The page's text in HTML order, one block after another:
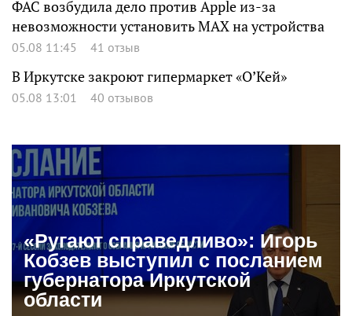
ФАС возбудила дело против Apple из-за
невозможности установить MAX на устройства
05.08 11:45 41 отзыв
В Иркутске закроют гипермаркет «О’Кей»
05.08 13:01 40 отзывов
«Ругают справедливо»: Игорь
Кобзев выступил с посланием
губернатора Иркутской
области